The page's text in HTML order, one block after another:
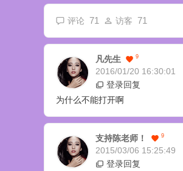
评论 71 访客 71
凡先生 9
2016/01/20 16:30:01
登录回复
为什么不能打开啊
支持陈老师！ 9
2015/03/06 15:25:49
登录回复